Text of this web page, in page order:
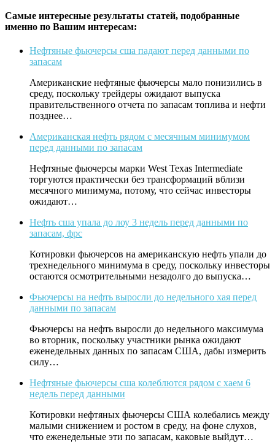
Самые интересные результаты статей, подобранные
именно по Вашим интересам:
Нефтяные фьючерсы сша падают перед данными по
запасам
Американские нефтяные фьючерсы мало понизились в
среду, поскольку трейдеры ожидают выпуска
правительственного отчета по запасам топлива и нефти
позднее…
Американская нефть рядом с месячным минимумом
перед данными по запасам
Нефтяные фьючерсы марки West Texas Intermediate
торгуются практически без трансформаций вблизи
месячного минимума, потому, что сейчас инвесторы
ожидают…
Нефть сша упала до лоу 3 недель перед данными по
запасам, фрс
Котировки фьючерсов на американскую нефть упали до
трехнедельного минимума в среду, поскольку инвесторы
остаются осмотрительными незадолго до выпуска…
Фьючерсы на нефть выросли до недельного хая перед
данными по запасам
Фьючерсы на нефть выросли до недельного максимума
во вторник, поскольку участники рынка ожидают
еженедельных данных по запасам США, дабы измерить
силу…
Нефтяные фьючерсы сша колеблются рядом с хаем 6
недель перед данными
Котировки нефтяных фьючерсы США колебались между
малыми снижением и ростом в среду, на фоне слухов,
что еженедельные эти по запасам, каковые выйдут…